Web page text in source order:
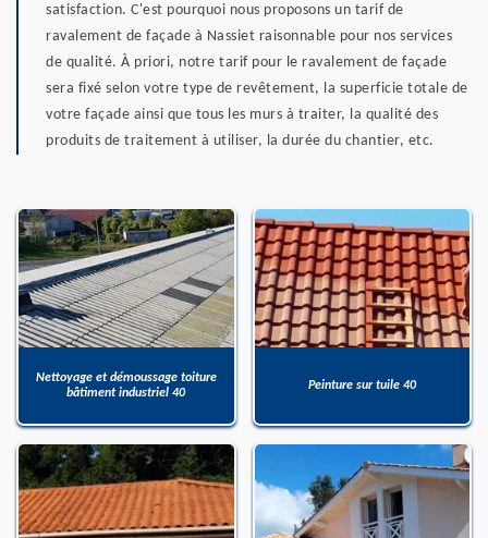
satisfaction. C'est pourquoi nous proposons un tarif de
ravalement de façade à Nassiet raisonnable pour nos services
de qualité. À priori, notre tarif pour le ravalement de façade
sera fixé selon votre type de revêtement, la superficie totale de
votre façade ainsi que tous les murs à traiter, la qualité des
produits de traitement à utiliser, la durée du chantier, etc.
Nettoyage et démoussage toiture
bâtiment industriel 40
Peinture sur tuile 40